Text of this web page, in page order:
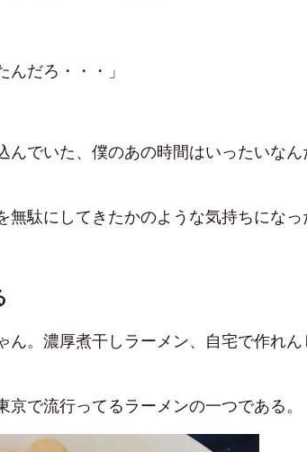
んだろ・・・」
んでいた、僕のあの時間はいったいなん
駄にしてきたかのような気持ちになっ
ん。濃厚煮干しラーメン、自宅で作れん
で流行ってるラーメンの一つである。